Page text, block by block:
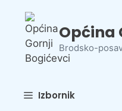
sadržaj
Općina
Brodsko-
Izbornik